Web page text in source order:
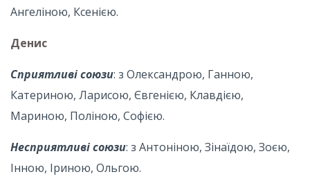
Ангеліною, Ксенією.
Денис
Сприятливі союзи: з Олександрою, Ганною,
Катериною, Ларисою, Євгенією, Клавдією,
Мариною, Поліною, Софією.
Несприятливі союзи: з Антоніною, Зінаїдою, Зоєю,
Інною, Іриною, Ольгою.